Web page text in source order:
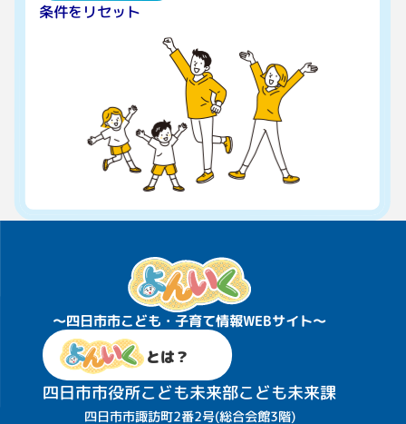
条件をリセット
〜四日市市こども・子育て情報WEBサイト〜
とは？
四日市市役所こども未来部こども未来課
四日市市諏訪町2番2号(総合会館3階)